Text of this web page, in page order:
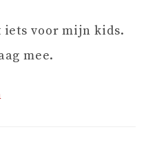
iets voor mijn kids.
mee.